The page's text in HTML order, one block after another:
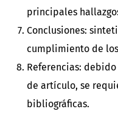
principales
Conclusiones:
cumplimiento de
Referencias:
de artículo, se
bibliográficas.